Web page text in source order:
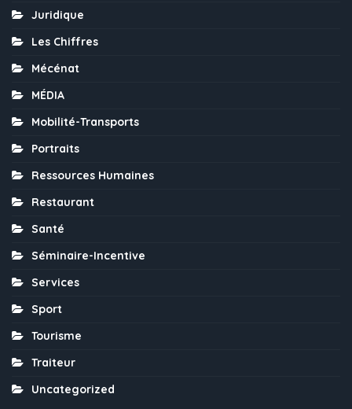
Juridique
Les Chiffres
Mécénat
MÉDIA
Mobilité-Transports
Portraits
Ressources Humaines
Restaurant
Santé
Séminaire-Incentive
Services
Sport
Tourisme
Traiteur
Uncategorized